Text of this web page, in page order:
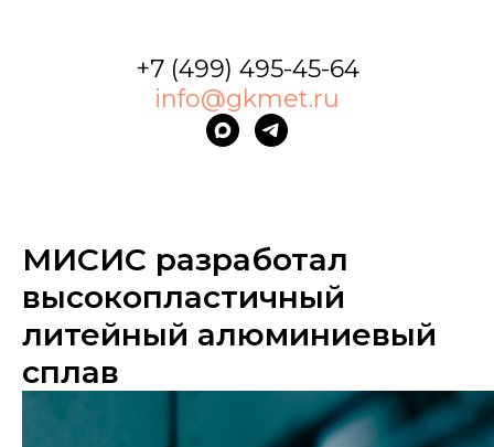
+7 (499) 495-45-64
info@gkmet.ru
МИСИС разработал
высокопластичный
литейный алюминиевый
сплав